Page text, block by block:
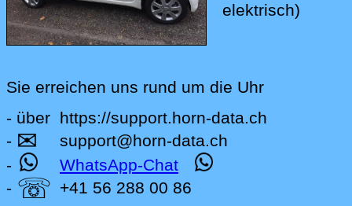
elektrisch)
Sie erreichen uns rund um die Uhr
- über https://support.horn-data.ch
- ✉ support.beitraege
@horn-data.ch
-
WhatsApp-Chat
- ☏ +41 56 288 00 86